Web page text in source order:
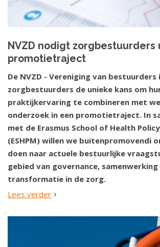
NVZD nodigt zorgbestuurders
promotietraject
De NVZD - Vereniging van
zorgbestuurders de unieke kans om
praktijkervaring te combineren met
onderzoek in een promotietraject. In
met de Erasmus School of Health
(ESHPM) willen we buitenpromovendi
doen naar actuele bestuurlijke
gebied van governance, samenwerking
transformatie in de zorg.
Lees verder